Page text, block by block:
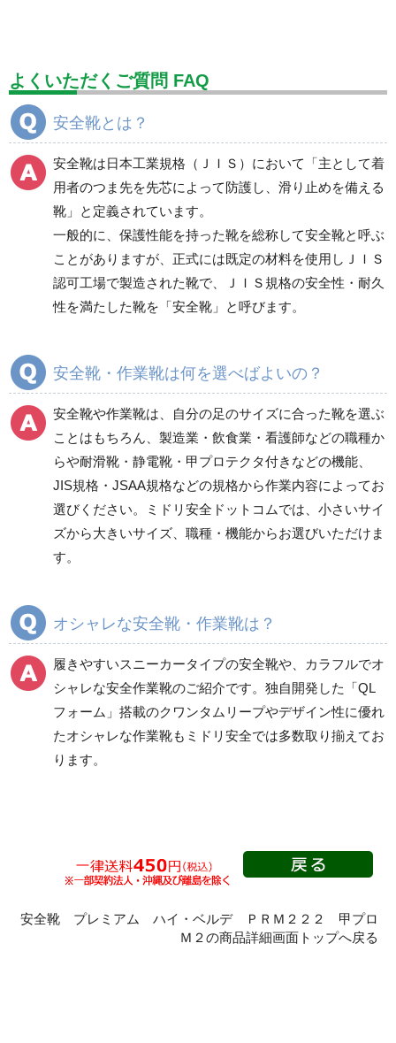
設備用品・作業補助用品 工事作業用品
分煙対策機器
電気保守用品 ワイパー クリーンルーム対策用品
防災グッズ（防災セット） 救急医療品
健康管理器具 季節商品
商品カテゴリ一覧
一般作業安全靴・エコ
タイプ
中編上靴・長編上靴
半長靴
スニーカータイプ
一般作業安全靴・スニ
ーカー型
バンドタイプ
つま先保護性能なし
一般作業安全靴・ウレ
タン底
短靴
中編上靴
半長靴
つま先保護性能なし
一般作業安全靴・ゴム2
層底
短靴
半長靴
一般作業安全靴・ゴム1
層底
短靴
つま先保護性能なし
プロスニーカー
紐タイプ
滑りにくいタイプ
よくいただくご質問 FAQ
安全靴とは？
安全靴は日本工業規格（ＪＩＳ）において「主として着
用者のつま先を先芯によって防護し、滑り止めを備える
靴」と定義されています。
一般的に、保護性能を持った靴を総称して安全靴と呼ぶ
ことがありますが、正式には既定の材料を使用しＪＩＳ
認可工場で製造された靴で、ＪＩＳ規格の安全性・耐久
性を満たした靴を「安全靴」と呼びます。
安全靴・作業靴は何を選べばよいの？
安全靴や作業靴は、自分の足のサイズに合った靴を選ぶ
ことはもちろん、製造業・飲食業・看護師などの職種か
らや耐滑靴・静電靴・甲プロテクタ付きなどの機能、
JIS規格・JSAA規格などの規格から作業内容によってお
選びください。ミドリ安全ドットコムでは、小さいサイ
ズから大きいサイズ、職種・機能からお選びいただけま
す。
オシャレな安全靴・作業靴は？
履きやすいスニーカータイプの安全靴や、
カラフルでオ
シャレな安全作業靴のご紹介です。独自開発した「QL
フォーム」搭載のクワンタムリープやデザイン性に優れ
たオシャレな作業靴もミドリ安全では多数取り揃えてお
ります。
安全靴 プレミアム ハイ・ベルデ ＰＲＭ２２２ 甲プロ
Ｍ２の商品詳細画面トップへ戻る